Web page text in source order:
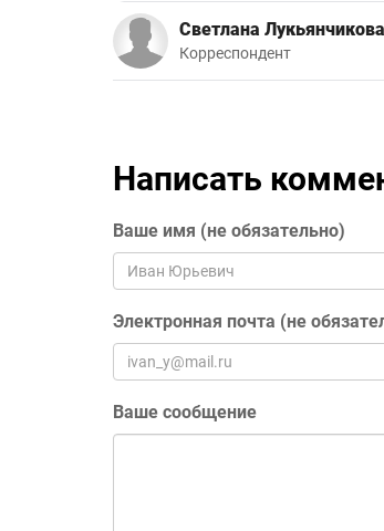
Светлана Лукьянчикова
Корреспондент
Написать
Ваше имя (не обязательно)
Электронная почта (не
Ваше сообщение